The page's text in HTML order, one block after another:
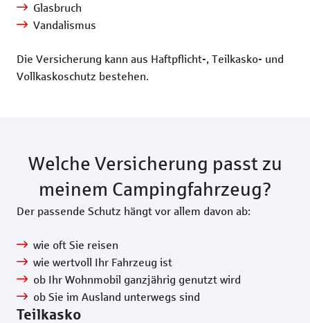
Glasbruch
Vandalismus
Die Versicherung kann aus Haftpflicht-, Teilkasko- und
Vollkaskoschutz bestehen.
Welche Versicherung passt zu
meinem Campingfahrzeug?
Der passende Schutz hängt vor allem davon ab:
wie oft Sie reisen
wie wertvoll Ihr Fahrzeug ist
ob Ihr Wohnmobil ganzjährig genutzt wird
ob Sie im Ausland unterwegs sind
Teilkasko